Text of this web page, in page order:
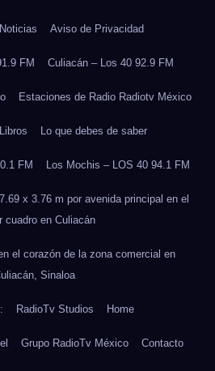
Aviso de Privacidad
FM Culiacán – Los 40 92.9 FM
Estaciones de Radio Radiotv México
Libros Lo que debes de saber
FM Los Mochis – LOS 40 94.1 FM
x 3.76 m por avenida principal en el
cuadro en Culiacán
el corazón de la zona comercial en
Sinaloa
RadioTv Studios Home
Grupo RadioTv México Contacto